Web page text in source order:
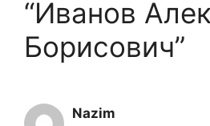
“Иванов
Борисович”
Nazim